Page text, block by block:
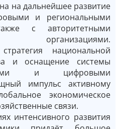
на дальнейшее развитие
и региональными
с авторитетными
организациями.
национальной
и оснащение системы
и цифровыми
импульс активному
экономическое
связи.
интенсивного развития